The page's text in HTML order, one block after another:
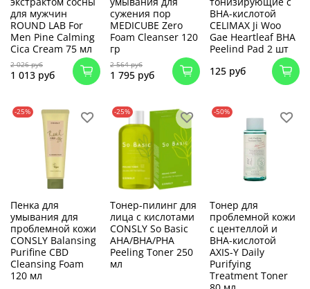
для мужчин
ROUND LAB For
Men Pine Calming
Cica Cream 75 мл
2 026 руб
1 013 руб
сужения пор
MEDICUBE Zero
Foam Cleanser 120
гр
2 564 руб
1 795 руб
BHA-кислотой
CELIMAX Ji Woo
Gae Heartleaf BHA
Peelind Pad 2 шт
125 руб
-25%
Пенка для
умывания для
проблемной кожи
CONSLY Balansing
Purifine CBD
Cleansing Foam
120 мл
-25%
Тонер-пилинг для
лица с кислотами
CONSLY So Basic
AHA/BHA/PHA
Peeling Toner 250
мл
-50%
Тонер для
проблемной кожи
с центеллой и
BHA-кислотой
AXIS-Y Daily
Purifying
Treatment Toner